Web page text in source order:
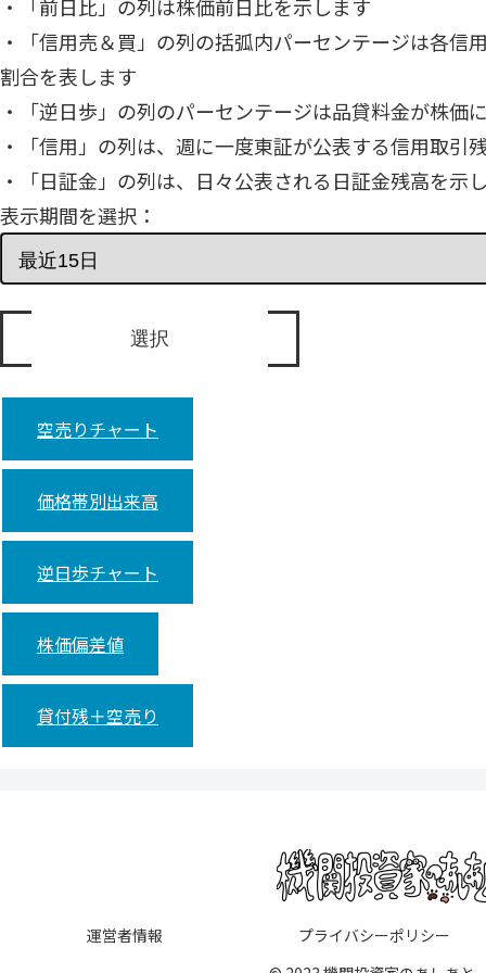
・「前日比」の列は株価前日比を示します
・「信用売＆買」の列の括弧内パーセンテージは各信
割合を表します
・「逆日歩」の列のパーセンテージは品貸料金が株価
・「信用」の列は、週に一度東証が公表する信用取引
・「日証金」の列は、日々公表される日証金残高を示
表示期間を選択：
空売りチャート
価格帯別出来高
逆日歩チャート
株価偏差値
貸付残＋空売り
運営者情報
プライバシーポリシー